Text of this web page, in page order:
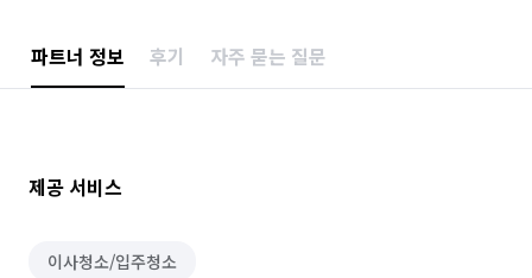
파트너 정보 후기 자주 묻는 질문
제공 서비스
이사청소/입주청소